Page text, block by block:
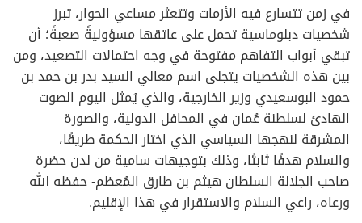
في زمن تتسارع فيه الأزمات وتتعثر مساعي الحوار، تبرز
شخصيات دبلوماسية تحمل على عاتقها مسؤوليةً صعبةً؛ أن
تبقي أبواب التفاهم مفتوحة في وجه احتمالات التصعيد، ومن
بين هذه الشخصيات يتجلى اسم معالي السيد بدر بن حمد بن
حمود البوسعيدي وزير الخارجية، والذي يُمثل اليوم الصوت
الهادئ لسلطنة عُمان في المحافل الدولية، والصورة
المشرقة لنهجها السياسي الذي اختار الحكمة طريقًا،
والسلام هدفًا ثابتًا، وذلك بتوجيهات سامية من لدن حضرة
صاحب الجلالة السلطان هيثم بن طارق المُعظم- حفظه الله
ورعاه، راعي السلام والاستقرار في هذا الإقليم.